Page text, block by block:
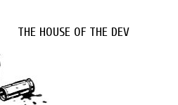
THE HOUSE OF THE DEV